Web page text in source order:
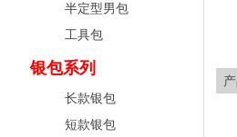
半定型男包
工具包
银包系列
长款银包
短款银包